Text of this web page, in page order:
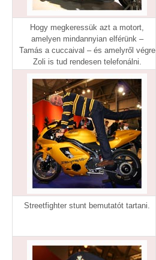
Hogy megkeressük azt a motort,
amelyen mindannyian elférünk –
Tamás a cuccaival – és amelyről végre
Zoli is tud rendesen telefonálni.
Streetfighter stunt bemutatót tartani.